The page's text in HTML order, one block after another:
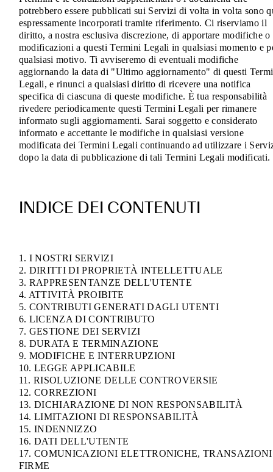
potrebbero essere pubblicati sui Servizi di volta in volta sono
espressamente incorporati tramite riferimento. Ci riserviamo il
diritto, a nostra esclusiva discrezione, di apportare modifiche o
modificazioni a questi Termini Legali in qualsiasi momento e
qualsiasi motivo. Ti avviseremo di eventuali modifiche
aggiornando la data di "Ultimo aggiornamento" di questi
Legali, e rinunci a qualsiasi diritto di ricevere una notifica
specifica di ciascuna di queste modifiche. È tua responsabilità
rivedere periodicamente questi Termini Legali per rimanere
informato sugli aggiornamenti. Sarai soggetto e considerato
informato e accettante le modifiche in qualsiasi versione
modificata dei Termini Legali continuando ad utilizzare i
dopo la data di pubblicazione di tali Termini Legali modificati.
INDICE DEI CONTENUTI
1. I NOSTRI SERVIZI
2. DIRITTI DI PROPRIETÀ INTELLETTUALE
3. RAPPRESENTANZE DELL'UTENTE
4. ATTIVITÀ PROIBITE
5. CONTRIBUTI GENERATI DAGLI UTENTI
6. LICENZA DI CONTRIBUTO
7. GESTIONE DEI SERVIZI
8. DURATA E TERMINAZIONE
9. MODIFICHE E INTERRUPZIONI
10. LEGGE APPLICABILE
11. RISOLUZIONE DELLE CONTROVERSIE
12. CORREZIONI
13. DICHIARAZIONE DI NON RESPONSABILITÀ
14. LIMITAZIONI DI RESPONSABILITÀ
15. INDENNIZZO
16. DATI DELL'UTENTE
17. COMUNICAZIONI ELETTRONICHE,
FIRME